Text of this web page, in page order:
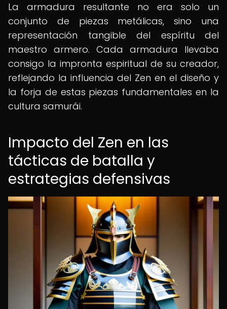
La armadura resultante no era solo un
conjunto de piezas metálicas, sino una
representación tangible del espíritu del
maestro armero. Cada armadura llevaba
consigo la impronta espiritual de su creador,
reflejando la influencia del Zen en el diseño y
la forja de estas piezas fundamentales en la
cultura samurái.
Impacto del Zen en las
tácticas de batalla y
estrategias defensivas